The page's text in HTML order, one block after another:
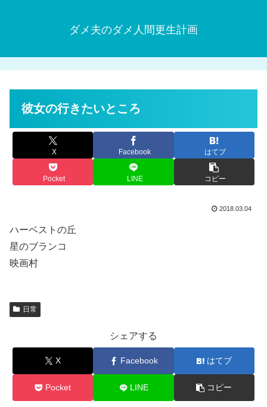
ダメ夫のダメ人間更生計画
彼女の行きたいところ
X Facebook はてブ
Pocket LINE コピー
2018.03.04
ハーベストの丘
星のブランコ
映画村
日常
シェアする
X Facebook はてブ
Pocket LINE コピー